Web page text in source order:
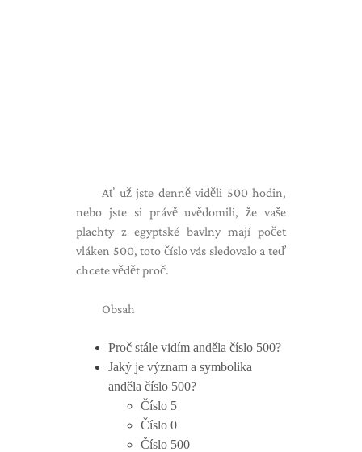
Ať už jste denně viděli 500 hodin,
nebo jste si právě uvědomili, že vaše
plachty z egyptské bavlny mají počet
vláken 500, toto číslo vás sledovalo a teď
chcete vědět proč.
Obsah
Proč stále vidím anděla číslo 500?
Jaký je význam a symbolika
anděla číslo 500?
Číslo 5
Číslo 0
Číslo 500